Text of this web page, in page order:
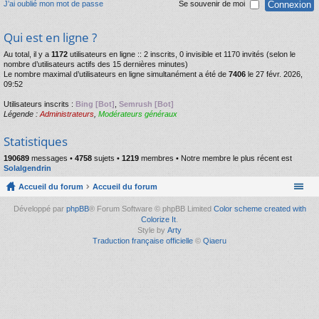
J’ai oublié mon mot de passe Se souvenir de moi
Qui est en ligne ?
Au total, il y a 1172 utilisateurs en ligne :: 2 inscrits, 0 invisible et 1170 invités (selon le
nombre d’utilisateurs actifs des 15 dernières minutes)
Le nombre maximal d’utilisateurs en ligne simultanément a été de 7406 le 27 févr. 2026,
09:52
Utilisateurs inscrits : Bing [Bot] Semrush [Bot]
Légende : Administrateurs Modérateurs généraux
Statistiques
190689 messages • 4758 sujets • 1219 membres • Notre membre le plus récent est
Solalgendrin
Accueil du forum Accueil du forum
Développé par phpBB® Forum Software © phpBB Limited Color scheme created with
Colorize It.
Style by Arty
Traduction française officielle © Qiaeru